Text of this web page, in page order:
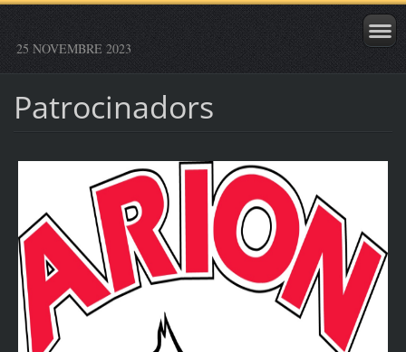
25 NOVEMBRE 2023
Patrocinadors